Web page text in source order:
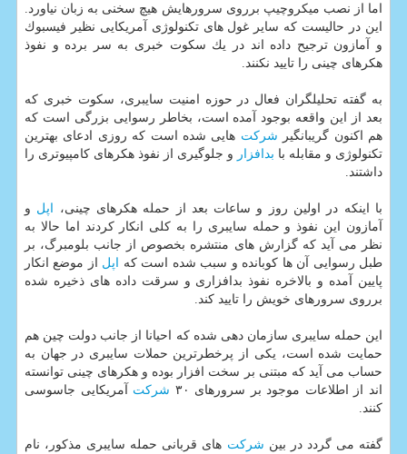
اما از نصب میكروچیپ برروی سرورهایش هیچ سخنی به زبان نیاورد.
این در حالیست كه سایر غول های تكنولوژی آمریكایی نظیر فیسبوك
و آمازون ترجیح داده اند در یك سكوت خبری به سر برده و نفوذ
هكرهای چینی را تایید نكنند.
به گفته تحلیلگران فعال در حوزه امنیت سایبری، سكوت خبری كه
بعد از این واقعه بوجود آمده است، بخاطر رسوایی بزرگی است كه
هم اكنون گریبانگیر شركت هایی شده است كه روزی ادعای بهترین
تكنولوژی و مقابله با بدافزار و جلوگیری از نفوذ هكرهای كامپیوتری را
داشتند.
با اینكه در اولین روز و ساعات بعد از حمله هكرهای چینی، اپل و
آمازون این نفوذ و حمله سایبری را به كلی انكار كردند اما حالا به
نظر می آید كه گزارش های منتشره بخصوص از جانب بلومبرگ، بر
طبل رسوایی آن ها كوبانده و سبب شده است كه اپل از موضع انكار
پایین آمده و بالاخره نفوذ بدافزاری و سرقت داده های ذخیره شده
برروی سرورهای خویش را تایید كند.
این حمله سایبری سازمان دهی شده كه احیانا از جانب دولت چین هم
حمایت شده است، یكی از پرخطرترین حملات سایبری در جهان به
حساب می آید كه مبتنی بر سخت افزار بوده و هكرهای چینی توانسته
اند از اطلاعات موجود بر سرورهای ۳۰
شركت آمریكایی جاسوسی
كنند.
گفته می گردد در بین شركت های قربانی حمله سایبری مذكور، نام